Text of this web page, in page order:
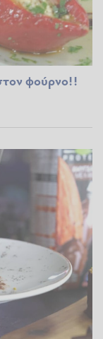
φούρνο!!